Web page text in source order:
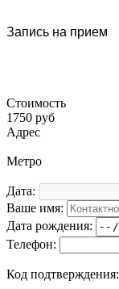
Запись на прием
Стоимость
1750 руб
Адрес
Метро
Дата:
Ваше имя:
Дата рождения:
Телефон:
Код подтверждения: